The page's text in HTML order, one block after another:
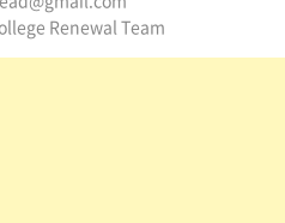
Renewal Team